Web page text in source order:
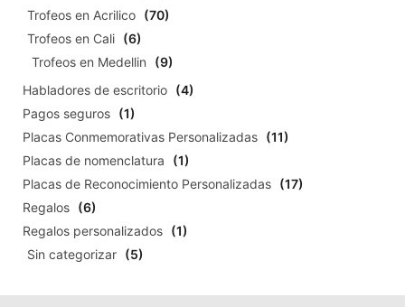
Trofeos en Acrilico (70)
Trofeos en Cali (6)
Trofeos en Medellin
(9)
Habladores de escritorio (4)
Pagos seguros (1)
Placas Conmemorativas Personalizadas (11)
Placas de nomenclatura
(1)
Placas de Reconocimiento Personalizadas (17)
Regalos (6)
Regalos personalizados (1)
Sin categorizar (5)